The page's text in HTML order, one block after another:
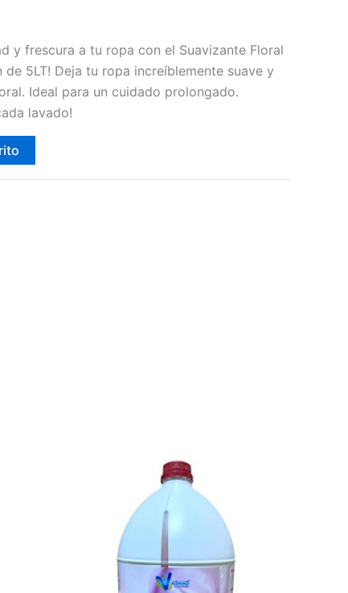
y frescura a tu ropa con el Suavizante Floral
de 5LT! Deja tu ropa increíblemente suave y
Ideal para un cuidado prolongado.
lavado!